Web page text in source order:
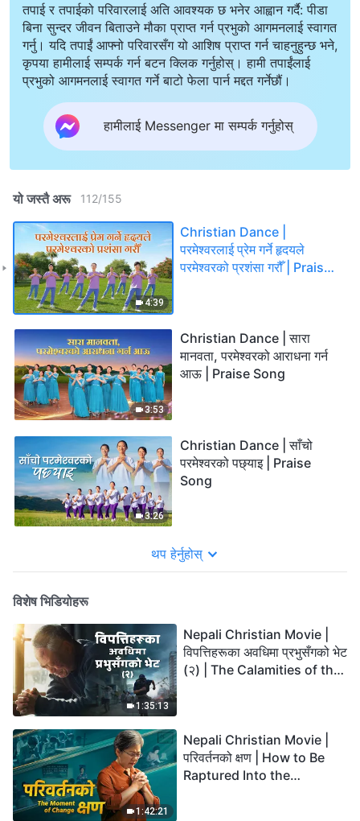
तपाई र तपाईको परिवारलाई अति आवश्यक छ भनेर आह्वान गर्दै: पीडा
बिना सुन्दर जीवन बिताउने मौका प्राप्त गर्न प्रभुको आगमनलाई स्वागत
गर्नु। यदि तपाईं आफ्नो परिवारसँग यो आशिष प्राप्त गर्न चाहनुहुन्छ भने,
कृपया हामीलाई सम्पर्क गर्न बटन क्लिक गर्नुहोस्। हामी तपाईंलाई
प्रभुको आगमनलाई स्वागत गर्ने बाटो फेला पार्न मद्दत गर्नेछौं।
हामीलाई Messenger मा सम्पर्क गर्नुहोस्
यो जस्तै अरू 112/155
4:39
Christian Dance |
परमेश्‍वरलाई प्रेम गर्ने हृदयले
परमेश्‍वरको प्रशंसा गरौँ | Praise
3:53
Christian Dance | सारा
मानवता, परमेश्‍वरको आराधना गर्न
आऊ | Praise Song
3:26
Christian Dance | साँचो
परमेश्‍वरको पछ्याइ | Praise
Song
थप हेर्नुहोस्
विशेष भिडियोहरू
1:35:13
Nepali Christian Movie |
विपत्तिहरूका अवधिमा प्रभुसँगको भेट
(२) | The Calamities of the
1:42:21
Nepali Christian Movie |
परिवर्तनको क्षण | How to Be
Raptured Into the